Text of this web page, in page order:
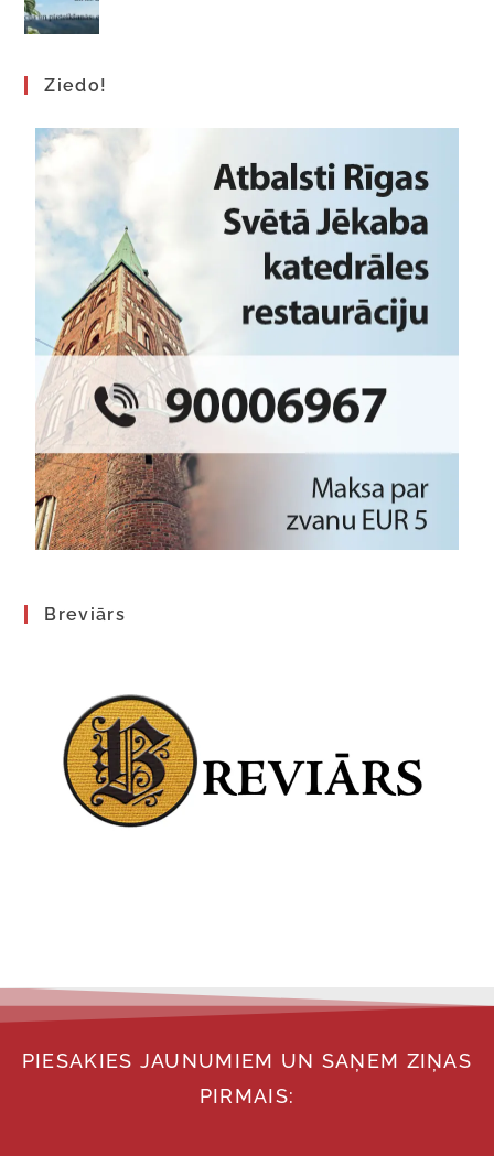
Ziedo!
Breviārs
PIESAKIES JAUNUMIEM UN SAŅEM ZIŅAS
PIRMAIS: